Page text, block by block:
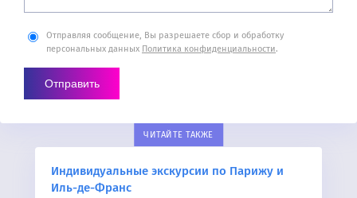
Отправляя сообщение, Вы разрешаете сбор и обработку
персональных данных Политика конфиденциальности.
ЧИТАЙТЕ ТАКЖЕ
Индивидуальные экскурсии по Парижу и
Иль-де-Франс